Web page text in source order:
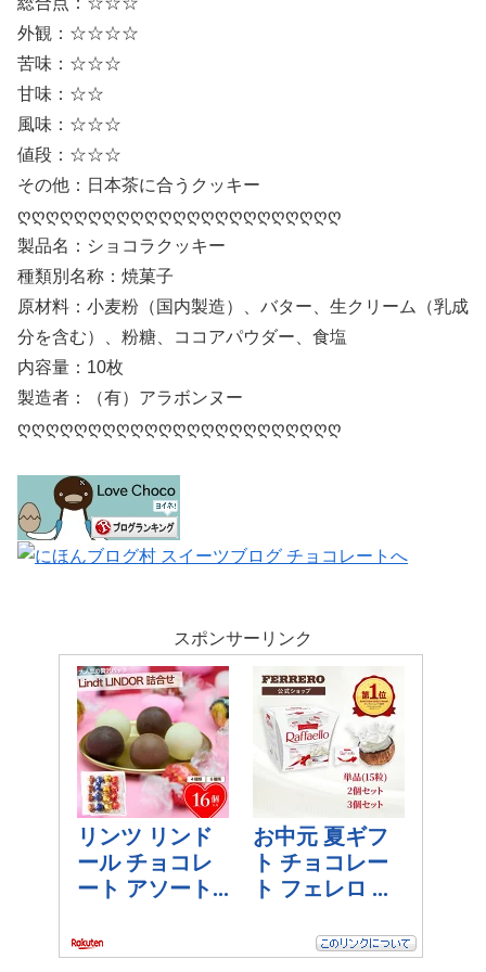
外観：☆☆☆☆
苦味：☆☆☆
甘味：☆☆
風味：☆☆☆
値段：☆☆☆
その他：日本茶に合うクッキー
ღღღღღღღღღღღღღღღღღღღღღღღ
製品名：ショコラクッキー
種類別名称：焼菓子
原材料：小麦粉（国内製造）、バター、生クリーム（乳成
分を含む）、粉糖、ココアパウダー、食塩
内容量：10枚
製造者：（有）アラボンヌー
ღღღღღღღღღღღღღღღღღღღღღღღ
スポンサーリンク